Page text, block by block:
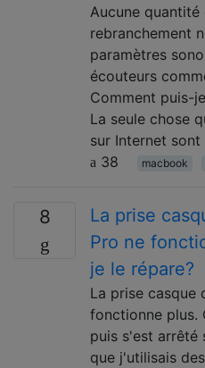
Aucune
rebranchement
paramètres
écouteurs
Comment puis-
La seule chose
sur Internet
38
macbook
8
La prise
Pro ne
je le répare?
La prise casque
fonctionne plus.
puis s'est arrêté
que j'utilisais